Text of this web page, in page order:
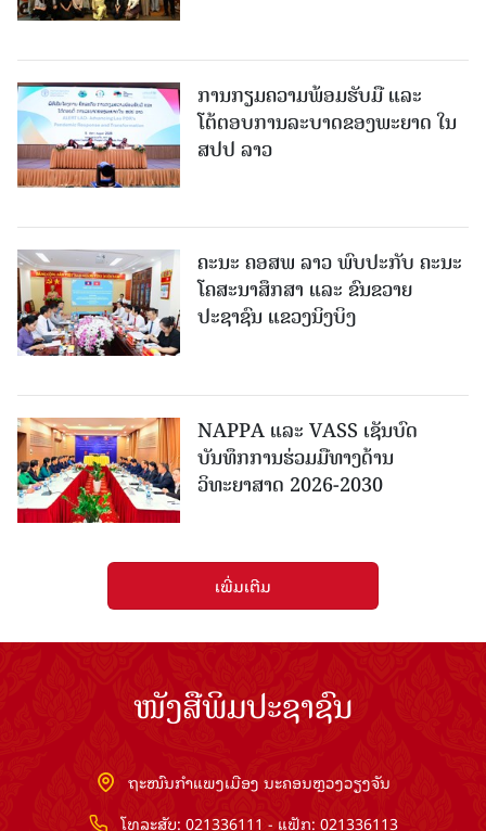
ການກຽມຄວາມພ້ອມຮັບມື ແລະ
ໂຕ້ຕອບການລະບາດຂອງພະຍາດ ໃນ
ສປປ ລາວ
ຄະນະ ຄອສພ ລາວ ພົບປະກັບ ຄະນະ
ໂຄສະນາສຶກສາ ແລະ ຂົນຂວາຍ
ປະຊາຊົນ ແຂວງນິງບິງ
NAPPA ແລະ VASS ເຊັນບົດ
ບັນທຶກການຮ່ວມມືທາງດ້ານ
ວິທະຍາສາດ 2026-2030
ເພີ່ມເຕີມ
ໜັງສືພິມປະຊາຊົນ
ຖະໜົນກຳແພງເມືອງ ນະຄອນຫຼວງວຽງຈັນ
ໂທລະສັບ: 021336111 - ແຟັກ: 021336113